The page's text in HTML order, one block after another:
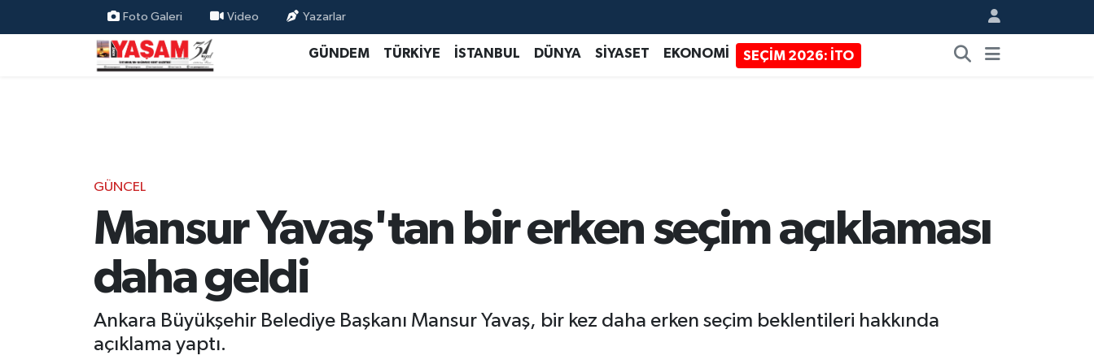
Foto Galeri Video Yazarlar
GÜNDEM TÜRKİYE İSTANBUL DÜNYA SİYASET EKONOMİ SEÇİM 2026: İTO
GÜNCEL
Mansur Yavaş'tan bir erken seçim açıklaması
daha geldi
Ankara Büyükşehir Belediye Başkanı Mansur Yavaş, bir kez daha erken seçim beklentileri hakkında
açıklama yaptı.